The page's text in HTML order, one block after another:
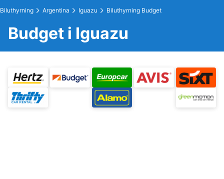
Biluthyrning Argentina Iguazu Biluthyrning Budget
Budget i Iguazu